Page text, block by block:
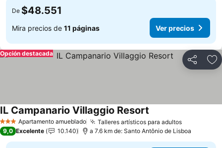
De $48.551
Mira precios de 11 páginas Ver precios
Compartir
Opción destacada
3 EstrellasApartamento amueblado Talleres artísticos para adultosVer
IL Campanario Villaggio Resort
9,0 Excelente 10.140 a 7.6 km de: Santo Antônio de Lisboa